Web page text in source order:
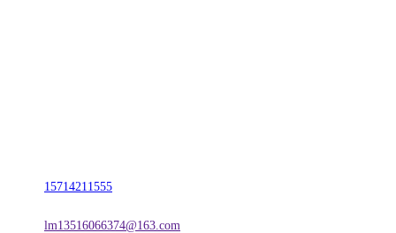
15714211555
lm13516066374@163.com